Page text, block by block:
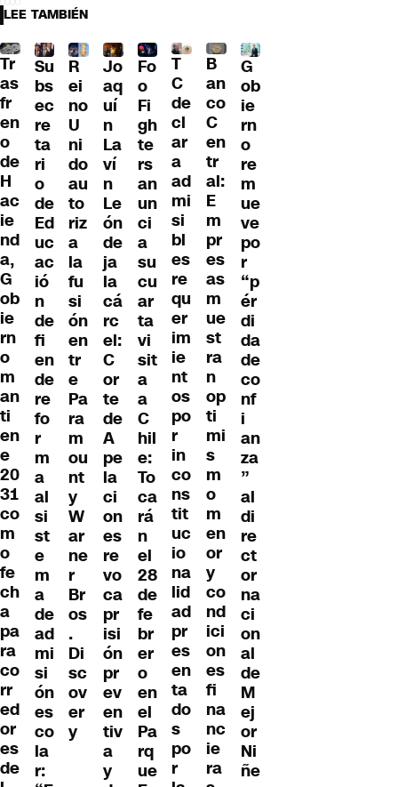
LEE TAMBIÉN
Tr
as
fr
en
o
de
H
ac
ie
nd
a,
G
ob
ie
rn
o
m
an
ti
en
e
20
31
co
m
o
fe
ch
a
pa
ra
co
rr
ed
or
es
de
Su
bs
ec
re
ta
ri
o
de
Ed
uc
ac
ió
n
de
fi
en
de
re
fo
r
m
a
al
si
st
e
m
a
de
ad
mi
si
ón
es
co
la
r:
R
ei
no
U
ni
do
au
to
riz
a
la
fu
si
ón
en
tr
e
Pa
ra
m
ou
nt
y
W
ar
ne
r
Br
os
.
Di
sc
ov
er
y
Jo
aq
uí
n
La
ví
n
Le
ón
de
ja
la
cá
rc
el:
C
or
te
de
A
pe
la
ci
on
es
re
vo
ca
pr
isi
ón
pr
ev
en
tiv
a
y
Fo
o
Fi
gh
te
rs
an
un
ci
a
su
cu
ar
ta
vi
sit
a
a
C
hil
e:
To
ca
rá
n
el
28
de
fe
br
er
o
en
el
Pa
rq
ue
T
C
de
cl
ar
a
ad
mi
si
bl
es
re
qu
er
im
ie
nt
os
po
r
in
co
ns
tit
uc
io
na
lid
ad
pr
es
en
ta
do
s
po
r
B
an
co
C
en
tr
al:
E
m
pr
es
as
m
ue
st
ra
n
op
ti
mi
s
m
o
m
en
or
y
co
nd
ici
on
es
fi
na
nc
ie
ra
G
ob
ie
rn
o
re
m
ue
ve
po
r
“p
ér
di
da
de
co
nf
i
an
za
”
al
di
re
ct
or
na
ci
on
al
de
M
ej
or
Ni
ñe